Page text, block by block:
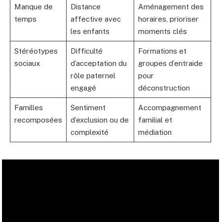
Manque de
temps
Distance
affective avec
les enfants
Aménagement des
horaires, prioriser
moments clés
Stéréotypes
sociaux
Difficulté
d’acceptation du
rôle paternel
engagé
Formations et
groupes d’entraide
pour
déconstruction
Familles
recomposées
Sentiment
d’exclusion ou de
complexité
Accompagnement
familial et
médiation